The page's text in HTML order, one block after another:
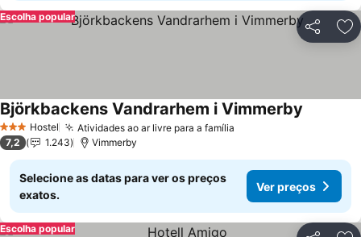
Partilhar
Escolha popular
3 EstrelasHostel Atividades ao ar livre para a família
Björkbackens Vandrarhem i Vimmerby
7,2 1.243 Vimmerby
Selecione as datas para ver os preços
exatos.
Ver preços
Escolha popular